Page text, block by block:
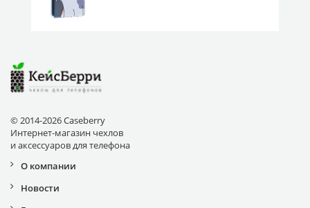
© 2014-2026 Caseberry
Интернет-магазин чехлов
и аксессуаров для телефона
О компании
Новости